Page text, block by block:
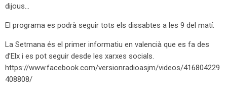
dijous…
El programa es podrà seguir tots els dissabtes a les 9 del matí.
La Setmana és el primer informatiu en valencià que es fa des
d’Elx i es pot seguir desde les xarxes socials.
https://www.facebook.com/versionradioasjm/videos/416804229
408808/